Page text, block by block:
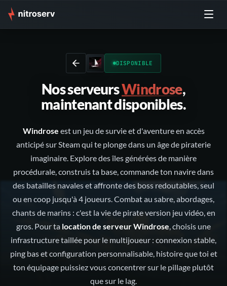
DISPONIBLE
Nos serveursWindrose,
maintenant disponibles.
Windrose est un jeu de survie et d'aventure en accès
anticipé sur Steam qui te plonge dans un âge de piraterie
imaginaire. Explore des îles générées de manière
procédurale, construis ta base, commande ton navire dans
des batailles navales et affronte des boss redoutables, seul
ou en coop jusqu'à 4 joueurs. Combat au sabre, abordages,
chants de marins : c'est la vie de pirate version jeu vidéo, en
gros. Pour ta location de serveur Windrose, choisis une
infrastructure taillée pour le multijoueur : connexion stable,
ping bas et configuration personnalisable, histoire que toi et
ton équipage puissiez vous concentrer sur le pillage plutôt
que sur le lag.